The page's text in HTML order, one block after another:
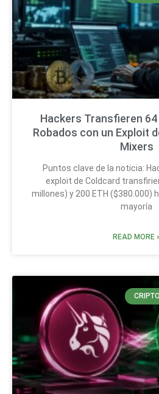
Hackers Transfieren 64
Robados con un Exploit
Mixers
Puntos clave de la noticia:
exploit de Coldcard
millones) y 200 ETH ($380.000)
mayoría
READ MORE